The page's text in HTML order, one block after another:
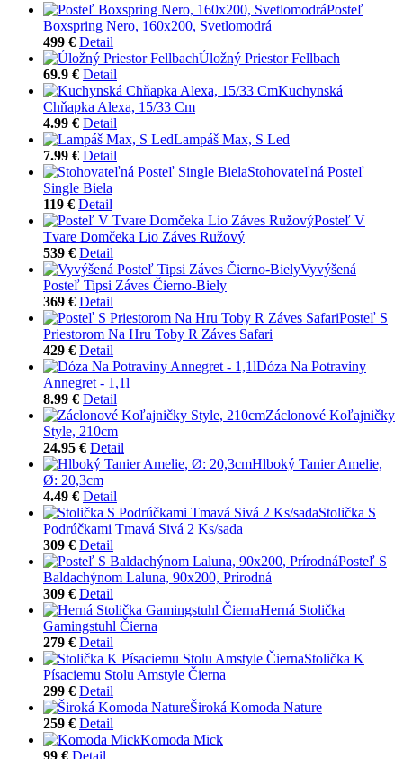
Posteľ
Boxspring Nero, 160x200, Svetlomodrá
499 € Detail
Úložný Priestor Fellbach
69.9 € Detail
Kuchynská
Chňapka Alexa, 15/33 Cm
4.99 € Detail
Lampáš Max, S Led
7.99 € Detail
Stohovateľná Posteľ
Single Biela
119 € Detail
Posteľ V
Tvare Domčeka Lio Záves Ružový
539 € Detail
Vyvýšená
Posteľ Tipsi Záves Čierno-Biely
369 € Detail
Posteľ S
Priestorom Na Hru Toby R Záves Safari
429 € Detail
Dóza Na Potraviny
Annegret - 1,1l
8.99 € Detail
Záclonové Koľajničky
Style, 210cm
24.95 € Detail
Hlboký Tanier Amelie,
Ø: 20,3cm
4.49 € Detail
Stolička S
Podrúčkami Tmavá Sivá 2 Ks/sada
309 € Detail
Posteľ S
Baldachýnom Laluna, 90x200, Prírodná
309 € Detail
Herná Stolička
Gamingstuhl Čierna
279 € Detail
Stolička K
Písaciemu Stolu Amstyle Čierna
299 € Detail
Široká Komoda Nature
259 € Detail
Komoda Mick
99 € Detail